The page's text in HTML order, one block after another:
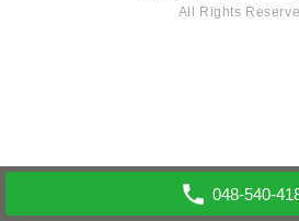
All Rights